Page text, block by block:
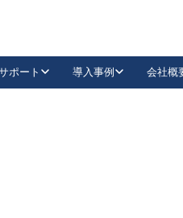
ポート 導入事例 会社概